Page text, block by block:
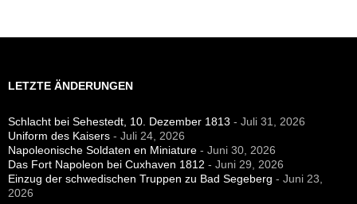
LETZTE ÄNDERUNGEN
Schlacht bei Sehestedt, 10. Dezember 1813 - Juli 31, 2026
Uniform des Kaisers - Juli 24, 2026
Napoleonische Soldaten en Miniature - Juni 30, 2026
Das Fort Napoleon bei Cuxhaven 1812 - Juni 29, 2026
Einzug der schwedischen Truppen zu Bad Segeberg - Juni 23,
2026